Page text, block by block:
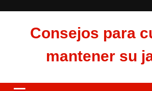
Consejos para
mantener su